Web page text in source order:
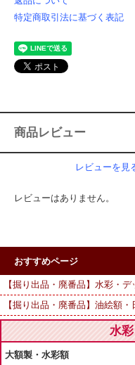
特定商取引法に基づく表記
商品レビュー
レビューを見
レビューはありません。
おすすめページ
【掘り出品・廃番品】水彩・
【掘り出品・廃番品】油絵額・
水
大額製・水彩額